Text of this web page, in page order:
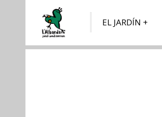
EL JARDÍN